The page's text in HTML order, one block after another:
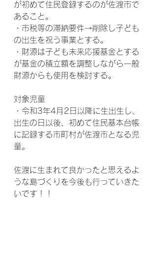
が初めて住民登録するのが佐渡市で
あること。
・市税等の滞納要件→削除し子ども
の出生を祝う事業とする。
・財源は子ども未来応援基金とする
が基金の積立額を調整しながら一般
財源からも使用を検討する。
対象児童
・令和3年4月2日以降に生出生し、
出生の日以後、初めて住民基本台帳
に記録する市町村が佐渡市となる児
童。
佐渡に生まれて良かったと思えるよ
うな島づくりを今後も行っていきた
いです！！